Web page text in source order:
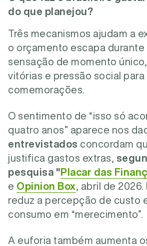
do que planejou?
Três mecanismos ajudam a
o orçamento escapa durante
sensação de momento
vitórias e pressão social
comemorações.
O sentimento de “isso só
quatro anos” aparece nos
entrevistados concordam
justifica gastos extras,
pesquisa "Placar das
e Opinion Box , abril de
reduz a percepção de custo
consumo em “merecimento”.
A euforia também aumenta